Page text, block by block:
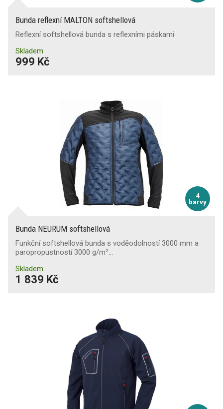
Bunda reflexní MALTON softshellová
Reflexní softshellová bunda s reflexními páskami
Skladem
999 Kč
4
barvy
Bunda NEURUM softshellová
Funkční softshellová bunda s voděodolností 3000 mm a
paropropustností 3000 g/m²…
Skladem
1 839 Kč